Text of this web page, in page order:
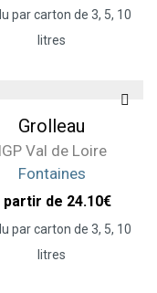
par carton de 3, 5, 10
litres
Grolleau
IGP Val de Loire
Fontaines
partir de 24.10€
par carton de 3, 5, 10
litres